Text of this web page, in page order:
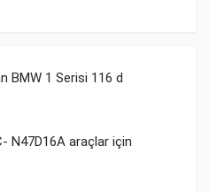
BMW 1 Serisi 116 d
N47D16A araçlar için